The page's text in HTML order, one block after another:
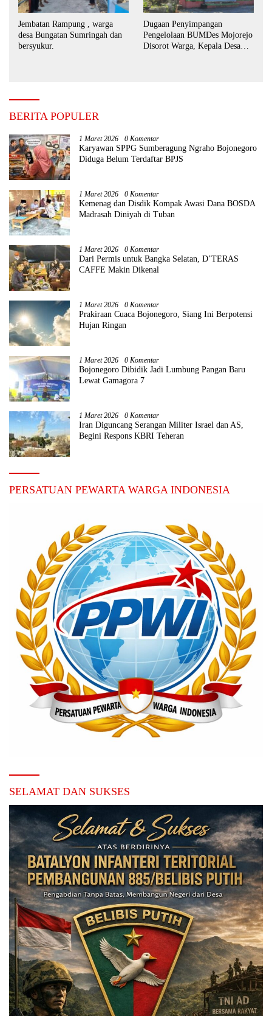
Jembatan Rampung , warga
desa Bungatan Sumringah dan
bersyukur.
Dugaan Penyimpangan
Pengelolaan BUMDes Mojorejo
Disorot Warga, Kepala Desa
BERITA POPULER
1 Maret 2026 0 Komentar
Karyawan SPPG Sumberagung Ngraho Bojonegoro
Diduga Belum Terdaftar BPJS
1 Maret 2026 0 Komentar
Kemenag dan Disdik Kompak Awasi Dana BOSDA
Madrasah Diniyah di Tuban
1 Maret 2026 0 Komentar
Dari Permis untuk Bangka Selatan, D’TERAS
CAFFE Makin Dikenal
1 Maret 2026 0 Komentar
Prakiraan Cuaca Bojonegoro, Siang Ini Berpotensi
Hujan Ringan
1 Maret 2026 0 Komentar
Bojonegoro Dibidik Jadi Lumbung Pangan Baru
Lewat Gamagora 7
1 Maret 2026 0 Komentar
Iran Diguncang Serangan Militer Israel dan AS,
Begini Respons KBRI Teheran
PERSATUAN PEWARTA WARGA INDONESIA
SELAMAT DAN SUKSES